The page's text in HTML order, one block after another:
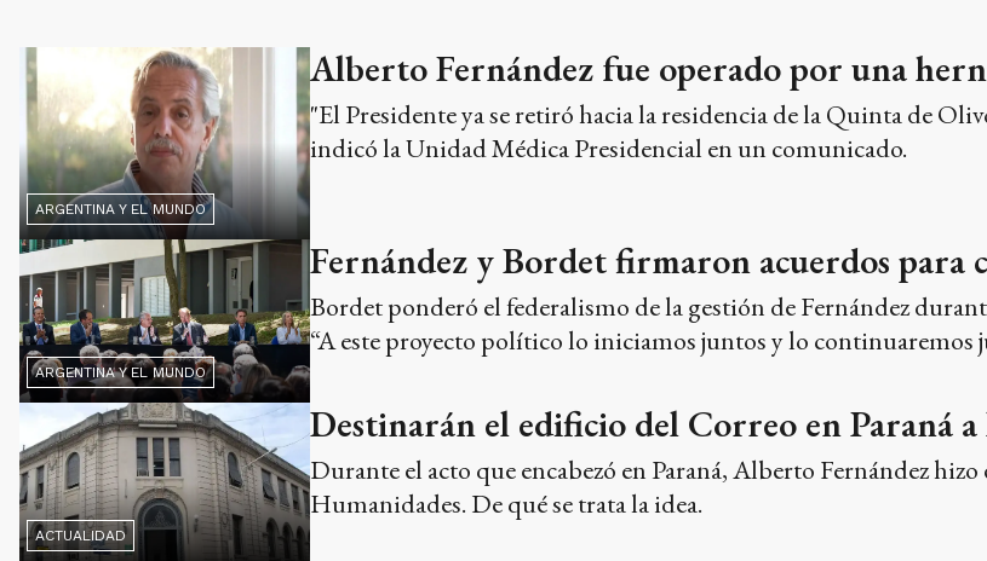
ARGENTINA Y EL MUNDO
Alberto Fernández fue operado por una
"El Presidente ya se retiró hacia la residencia de la Quinta de
indicó la Unidad Médica Presidencial en un comunicado.
ARGENTINA Y EL MUNDO
Fernández y Bordet firmaron acuerdos
Bordet ponderó el federalismo de la gestión de Fernández
“A este proyecto político lo iniciamos juntos y lo continuaremos
ACTUALIDAD
Destinarán el edificio del Correo en Paraná
Durante el acto que encabezó en Paraná, Alberto Fernández
Humanidades. De qué se trata la idea.